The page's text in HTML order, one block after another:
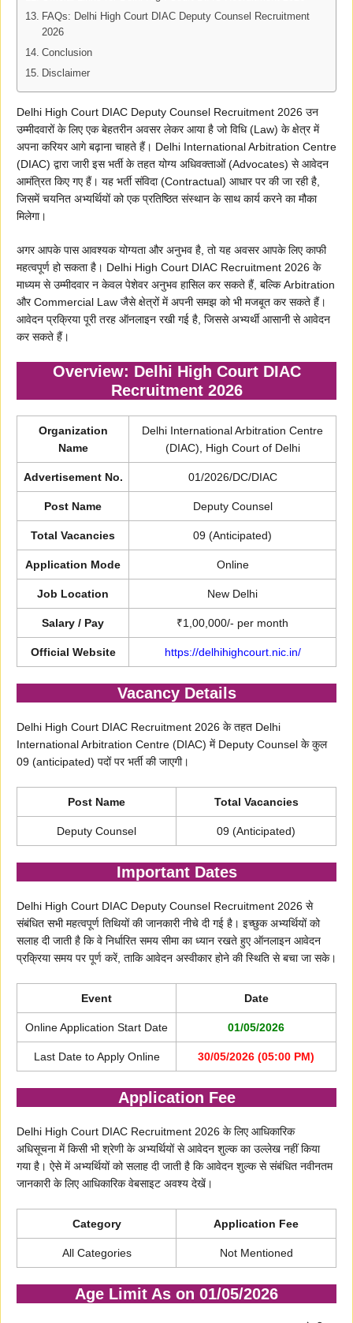
FAQs: Delhi High Court DIAC Deputy Counsel Recruitment
2026
Conclusion
Disclaimer
Delhi High Court DIAC Deputy Counsel Recruitment 2026 उन
उम्मीदवारों के लिए एक बेहतरीन अवसर लेकर आया है जो विधि (Law) के क्षेत्र में
अपना करियर आगे बढ़ाना चाहते हैं। Delhi International Arbitration Centre
(DIAC) द्वारा जारी इस भर्ती के तहत योग्य अधिवक्ताओं (Advocates) से आवेदन
आमंत्रित किए गए हैं। यह भर्ती संविदा (Contractual) आधार पर की जा रही है,
जिसमें चयनित अभ्यर्थियों को एक प्रतिष्ठित संस्थान के साथ कार्य करने का मौका
मिलेगा।
अगर आपके पास आवश्यक योग्यता और अनुभव है, तो यह अवसर आपके लिए काफी
महत्वपूर्ण हो सकता है। Delhi High Court DIAC Recruitment 2026 के
माध्यम से उम्मीदवार न केवल पेशेवर अनुभव हासिल कर सकते हैं, बल्कि Arbitration
और Commercial Law जैसे क्षेत्रों में अपनी समझ को भी मजबूत कर सकते हैं।
आवेदन प्रक्रिया पूरी तरह ऑनलाइन रखी गई है, जिससे अभ्यर्थी आसानी से आवेदन
कर सकते हैं।
Overview: Delhi High Court DIAC
Recruitment 2026
Organization
Name
Delhi International Arbitration Centre
(DIAC), High Court of Delhi
Advertisement No. 01/2026/DC/DIAC
Post Name Deputy Counsel
Total Vacancies 09 (Anticipated)
Application Mode Online
Job Location New Delhi
Salary / Pay ₹1,00,000/- per month
Official Website https://delhihighcourt.nic.in/
Vacancy Details
Delhi High Court DIAC Recruitment 2026 के तहत Delhi
International Arbitration Centre (DIAC) में Deputy Counsel के कुल
09 (anticipated) पदों पर भर्ती की जाएगी।
Post Name Total Vacancies
Deputy Counsel 09 (Anticipated)
Important Dates
Delhi High Court DIAC Deputy Counsel Recruitment 2026 से
संबंधित सभी महत्वपूर्ण तिथियों की जानकारी नीचे दी गई है। इच्छुक अभ्यर्थियों को
सलाह दी जाती है कि वे निर्धारित समय सीमा का ध्यान रखते हुए ऑनलाइन आवेदन
प्रक्रिया समय पर पूर्ण करें, ताकि आवेदन अस्वीकार होने की स्थिति से बचा जा सके।
Event Date
Online Application Start Date 01/05/2026
Last Date to Apply Online 30/05/2026 (05:00 PM)
Application Fee
Delhi High Court DIAC Recruitment 2026 के लिए आधिकारिक
अधिसूचना में किसी भी श्रेणी के अभ्यर्थियों से आवेदन शुल्क का उल्लेख नहीं किया
गया है। ऐसे में अभ्यर्थियों को सलाह दी जाती है कि आवेदन शुल्क से संबंधित नवीनतम
जानकारी के लिए आधिकारिक वेबसाइट अवश्य देखें।
Category Application Fee
All Categories Not Mentioned
Age Limit As on 01/05/2026